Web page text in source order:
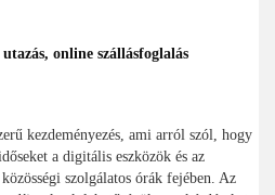
online szállásfoglalás
kezdeményezés, ami arról szól, hogy
a digitális eszközök és az
szolgálatos órák fejében. Az